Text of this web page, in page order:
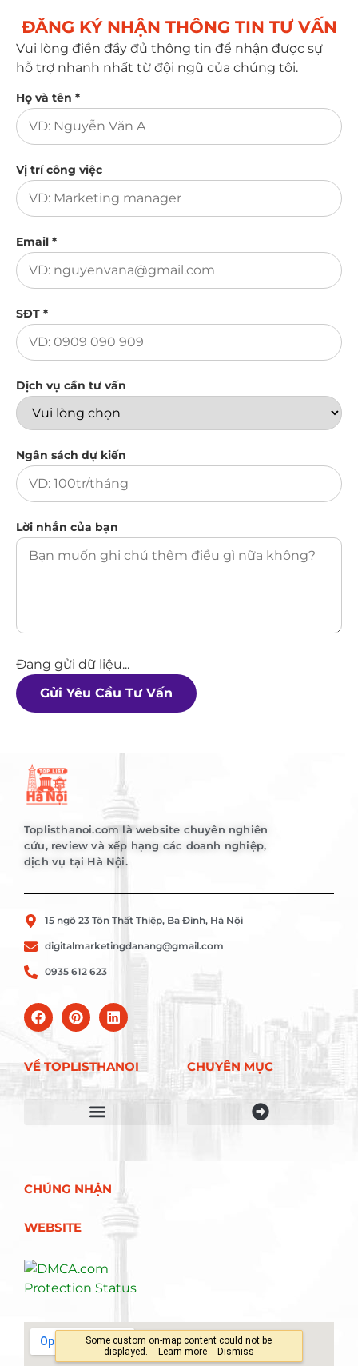
ĐĂNG KÝ NHẬN THÔNG TIN TƯ VẤN​
Vui lòng điền đầy đủ thông tin để nhận được sự
hỗ trợ nhanh nhất từ đội ngũ của chúng tôi.
Họ và tên *
Vị trí công việc
Email *
SĐT *
Dịch vụ cần tư vấn
Ngân sách dự kiến
Lời nhắn của bạn
Đang gửi dữ liệu...
Gửi Yêu Cầu Tư Vấn
Toplisthanoi.com là website chuyên nghiên
cứu, review và xếp hạng các doanh nghiệp,
dịch vụ tại Hà Nội.
15 ngõ 23 Tôn Thất Thiệp, Ba Đình, Hà Nội
digitalmarketingdanang@gmail.com
0935 612 623
VỀ TOPLISTHANOI
CHÚNG NHẬN
WEBSITE
CHUYÊN MỤC